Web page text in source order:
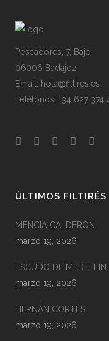
Pescadores, 7, Bajo
06006 Badajoz
Email: hola@filtires.es
Teléfonos: +34 627 374
ÚLTIMOS FILTIRÉS
MENCÍA CALDERÓN
marzo 19, 2026
ESCUDO DE MEDELLÍN
marzo 19, 2026
HERNÁN CORTÉS
marzo 19, 2026